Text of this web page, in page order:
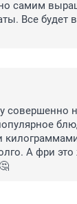
самим
Все будет
совершенно
А фри